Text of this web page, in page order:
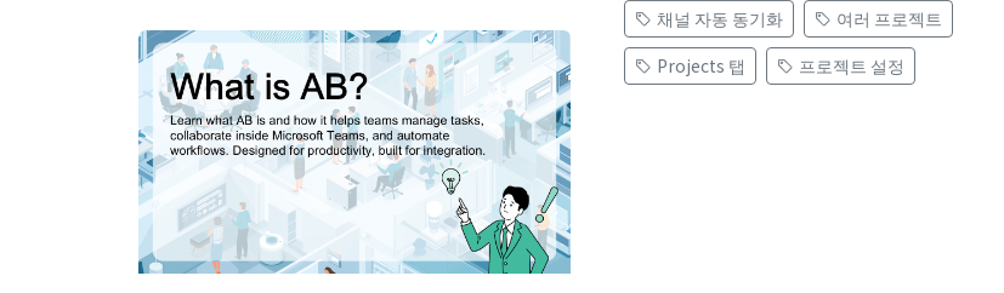
채널 자동 동기화
여러 프로젝트
Projects 탭
프로젝트 설정